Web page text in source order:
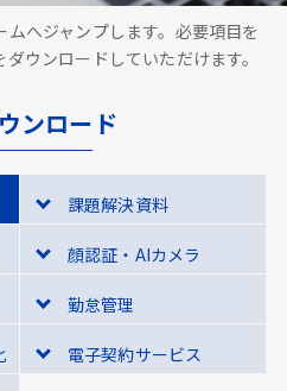
へジャンプします。必要項目を
ウンロードしていただけます。
ンロード
課題解決資料
顔認証・AIカメラ
勤怠管理
電子契約サービス